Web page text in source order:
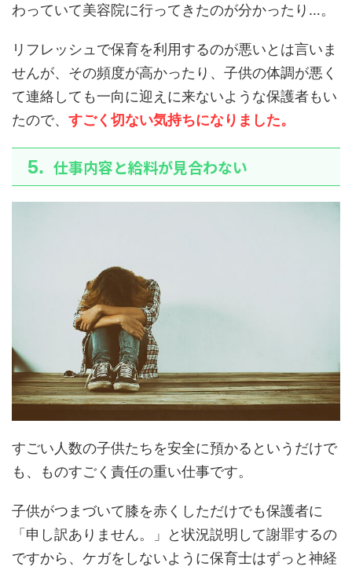
わっていて美容院に行ってきたのが分かったり…。
リフレッシュで保育を利用するのが悪いとは言いま
せんが、その頻度が高かったり、子供の体調が悪く
て連絡しても一向に迎えに来ないような保護者もい
たので、 すごく切ない気持ちになりました。
仕事内容と給料が見合わない
すごい人数の子供たちを安全に預かるというだけで
も、ものすごく責任の重い仕事です。
子供がつまづいて膝を赤くしただけでも保護者に
「申し訳ありません。」と状況説明して謝罪するの
ですから、ケガをしないように保育士はずっと神経